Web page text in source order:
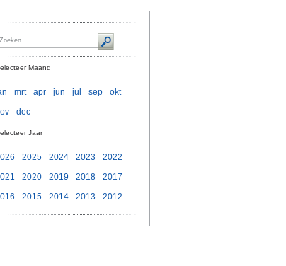
Maand
mrt apr jun jul sep
okt
dec
Jaar
2025 2024 2023
2022
2020 2019 2018
2017
2015 2014 2013 2012